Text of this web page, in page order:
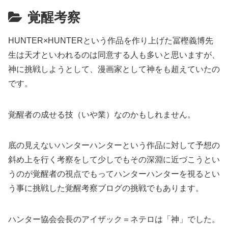
覚醒考察
HUNTER×HUNTERという作品を作り上げた冨樫義博先
生は天才といわれるのは同意する人も多いと思いますが、
神に挑戦しようとして、漫画家として神をも超えていたの
です。
覚醒者の成せる技（いや業）なのかもしれません。
底の見えないハンターハンターという作品に対して予想の
斜め上を行く考察をして少しでもその深淵に近づこうとい
うのが覚醒者の視点でもってハンターハンターを視るとい
う事に挑戦した覚醒考察ブログの挑戦でもあります。
ハンター協会会長のアイザック＝ネテロは「神」でした。